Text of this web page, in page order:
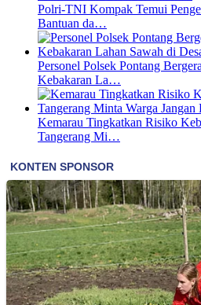
Polri-TNI Kompak Temui
Bantuan da…
Personel Polsek Pontang
Kebakaran La…
Kemarau Tingkatkan Risiko
Tangerang Mi…